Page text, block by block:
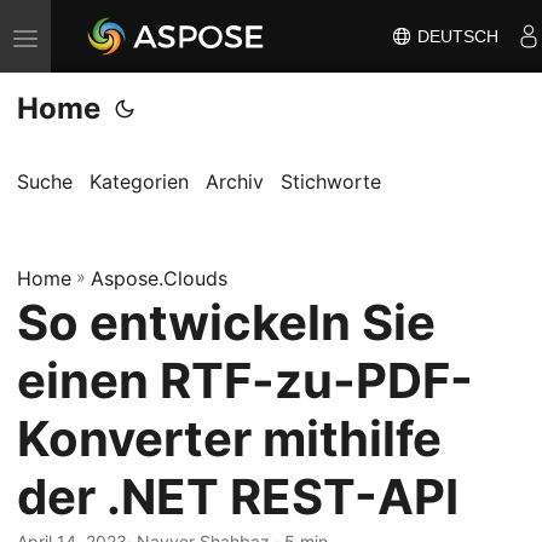
N
a
v
g
i
o
n
u
s
c
h
DEUTSCH
Home
Suche Kategorien Archiv Stichworte
Home » Aspose.Clouds
So entwickeln Sie
einen RTF-zu-PDF-
Konverter mithilfe
der .NET REST-API